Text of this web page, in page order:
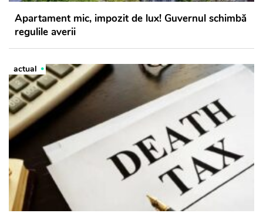
Apartament mic, impozit de lux! Guvernul schimbă
regulile averii
actual